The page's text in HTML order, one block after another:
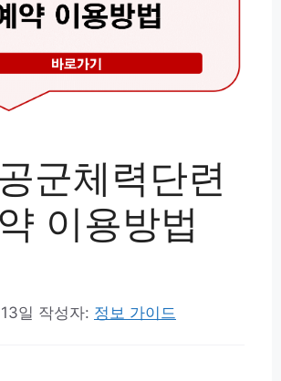
군체력단련
이용방법
일 작성자: 정보 가이드